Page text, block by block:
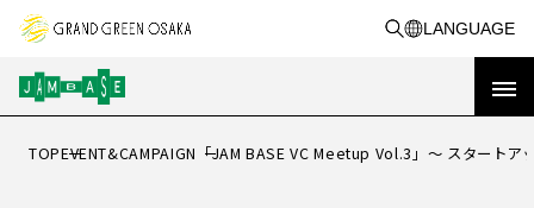
LANGUAGE
TOP トップ
TOPEVENT&CAMPAIGN 「JAM BASE VC Meetup Vol.3」～ スタート